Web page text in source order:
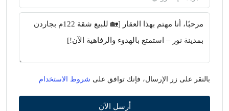
بالنقر على زر الإرسال، فإنك توافق على شروط الاستخدام
أرسل الآن